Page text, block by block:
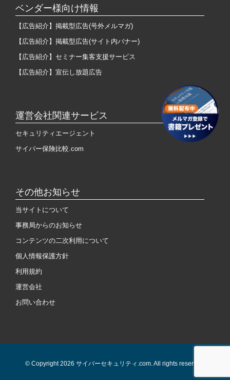
ベンダー様向け情報
【広告紹介】掲載型広告(号外メルマガ)
【広告紹介】掲載型広告(サイト内バナー)
【広告紹介】セミナー集客支援サービス
【広告紹介】宣伝し放題広告
運営会社関連サービス
セキュリティエージェント
サイバー保険比較.com
その他お知らせ
当サイトについて
事務局からのお知らせ
コンテンツの二次利用について
個人情報保護方針
利用規約
運営会社
お問い合わせ
© Copyright 2026 サイバーセキュリティ.com. All rights reserved.